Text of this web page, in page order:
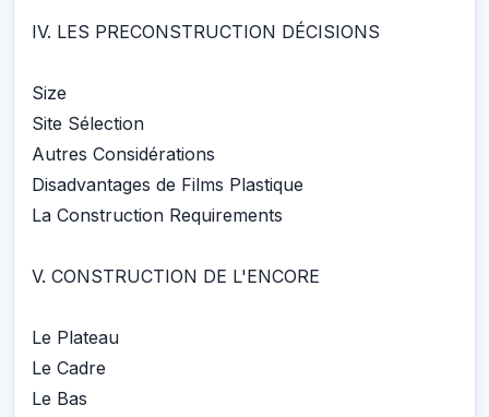
IV. LES PRECONSTRUCTION DÉCISIONS
Size
Site Sélection
Autres Considérations
Disadvantages de Films Plastique
La Construction Requirements
V. CONSTRUCTION DE L'ENCORE
Le Plateau
Le Cadre
Le Bas